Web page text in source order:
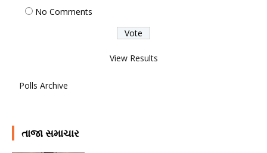
No Comments
View Results
Polls Archive
તાજા સમાચાર